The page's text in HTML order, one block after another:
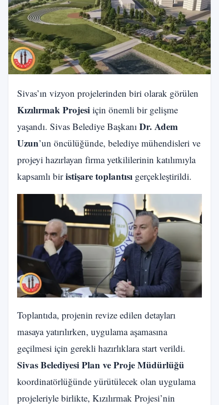
Sivas’ın vizyon projelerinden biri olarak görülen
Kızılırmak Projesi için önemli bir gelişme
yaşandı. Sivas Belediye Başkanı Dr. Adem
Uzun’un öncülüğünde, belediye mühendisleri ve
projeyi hazırlayan firma yetkililerinin katılımıyla
kapsamlı biristişare toplantısı gerçekleştirildi.
Toplantıda, projenin revize edilen detayları
masaya yatırılırken, uygulama aşamasına
geçilmesi için gerekli hazırlıklara start verildi.
Sivas Belediyesi Plan ve Proje Müdürlüğü
koordinatörlüğünde yürütülecek olan uygulama
projeleriyle birlikte, Kızılırmak Projesi’nin